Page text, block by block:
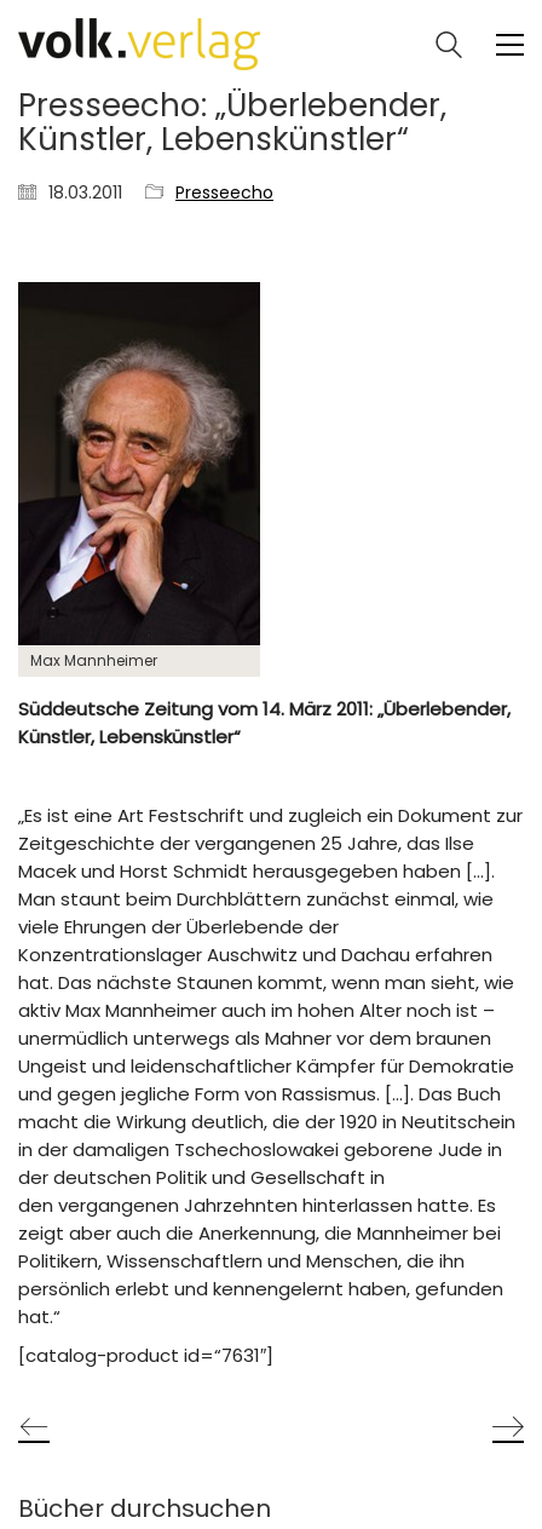
Presseecho: „Überlebender,
Künstler, Lebenskünstler“
18.03.2011 Presseecho
Max Mannheimer
Süddeutsche Zeitung vom 14. März 2011: „Überlebender,
Künstler, Lebenskünstler“
„Es ist eine Art Festschrift und zugleich ein Dokument zur
Zeitgeschichte der vergangenen 25 Jahre, das Ilse
Macek und Horst Schmidt herausgegeben haben […].
Man staunt beim Durchblättern zunächst einmal, wie
viele Ehrungen der Überlebende der
Konzentrationslager Auschwitz und Dachau erfahren
hat. Das nächste Staunen kommt, wenn man sieht, wie
aktiv Max Mannheimer auch im hohen Alter noch ist –
unermüdlich unterwegs als Mahner vor dem braunen
Ungeist und leidenschaftlicher Kämpfer für Demokratie
und gegen jegliche Form von Rassismus. […]. Das Buch
macht die Wirkung deutlich, die der 1920 in Neutitschein
in der damaligen Tschechoslowakei geborene Jude in
der deutschen Politik und Gesellschaft in
den vergangenen Jahrzehnten hinterlassen hatte. Es
zeigt aber auch die Anerkennung, die Mannheimer bei
Politikern, Wissenschaftlern und Menschen, die ihn
persönlich erlebt und kennengelernt haben, gefunden
hat.“
[catalog-product id=“7631″]
Bücher durchsuchen